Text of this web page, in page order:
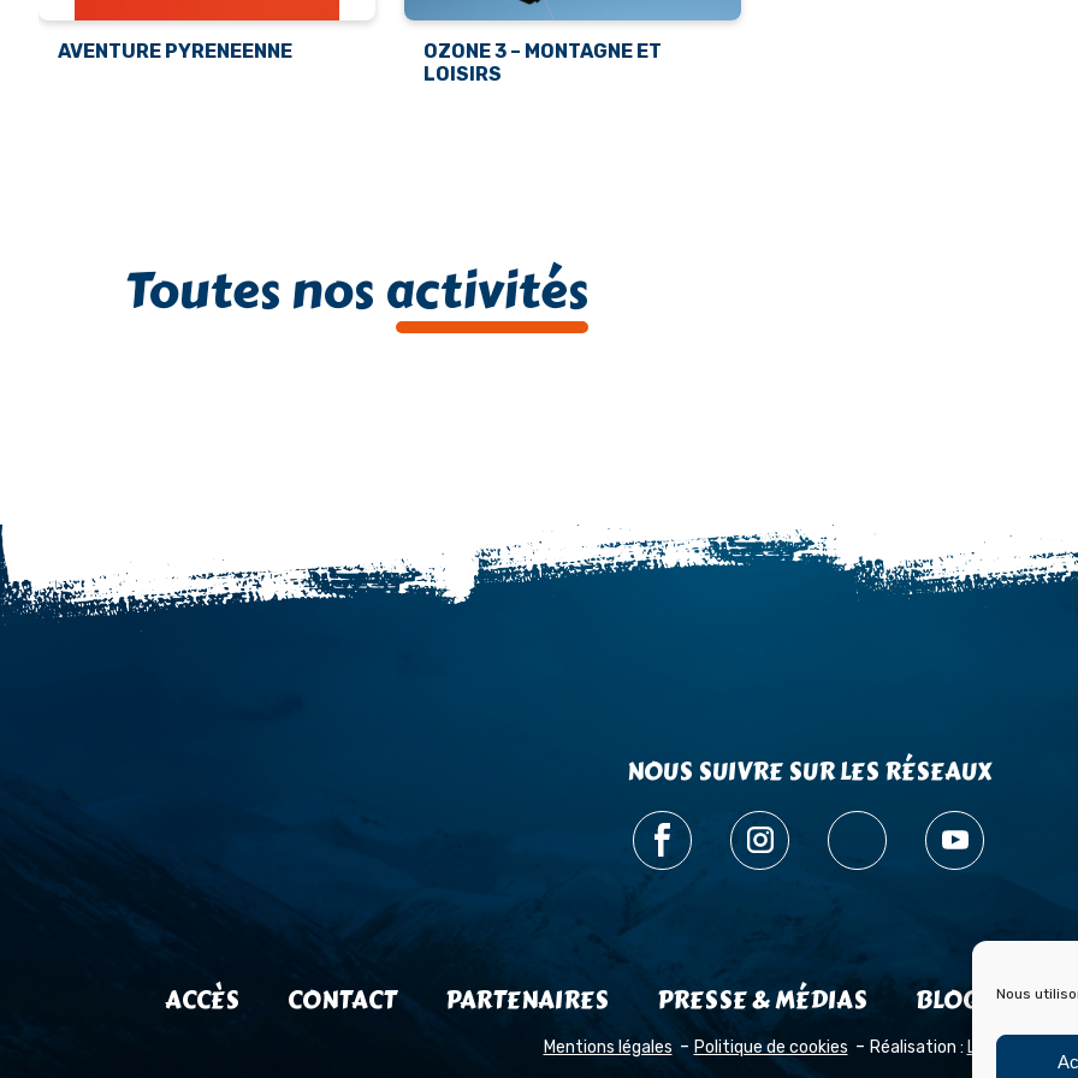
Nous
AVENTURE PYRENEENNE
OZONE 3 – MONTAGNE ET
LOISIRS
Toutes nos activités
NOUS SUIVRE SUR LES RÉSEAUX
ACCÈS CONTACT PARTENAIRES PRESSE & MÉDIAS BLOG
Mentions légales Politique de cookies Réalisation : Laetimprove